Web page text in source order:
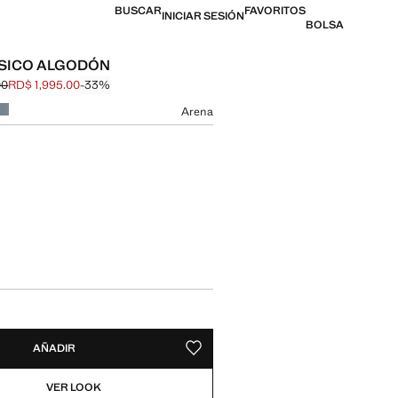
BUSCARINICIAR SESIÓNFAVORITOS
BOLSA
ALGODÓN
[RD$ 2,995.00 ]
[RD$ 1,995.00 ]
RD$ 1,995.00-33%
color
Arena
AÑADIR GUARDAR COMO FAVORITO
VER LOOK